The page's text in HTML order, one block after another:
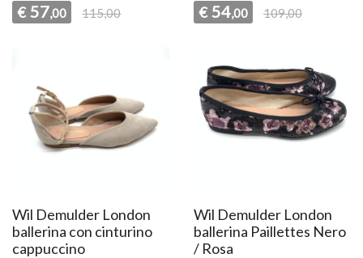
€ 57,00 115,00
€ 54,00 109,00
Wil Demulder London
ballerina con cinturino
cappuccino
Wil Demulder London
ballerina Paillettes Nero
/ Rosa